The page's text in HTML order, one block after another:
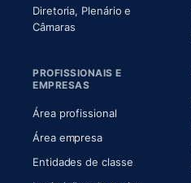
Diretoria, Plenário e
Câmaras(abre em nova aba)
PROFISSIONAIS E
EMPRESAS
Área profissional
Área empresa
Entidades de classe